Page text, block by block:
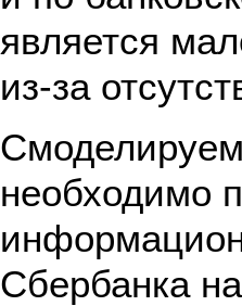
является
из-за
необходимо
Сбербанка